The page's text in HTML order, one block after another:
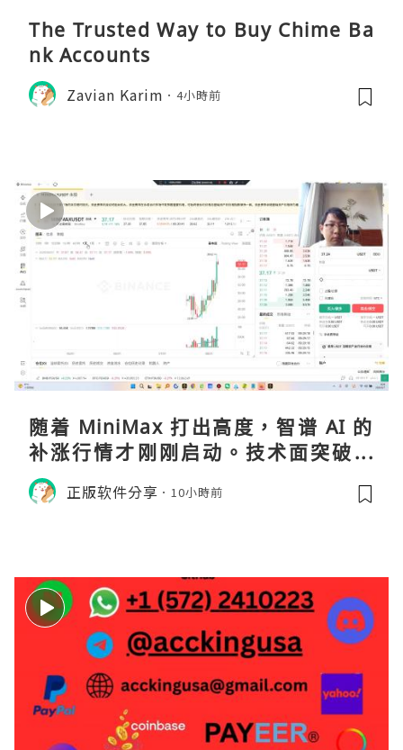
The Trusted Way to Buy Chime Ba
nk Accounts
Zavian Karim 4小時前
随着 MiniMax 打出高度，智谱 AI 的
补涨行情才刚刚启动。技术面突破在
即，基本面逻辑硬朗，目标先看 170，
顺势做多，在巨头上市潮来临前享受泡
正版软件分享 10小時前